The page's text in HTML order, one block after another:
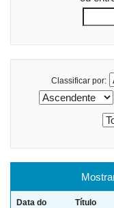
Classificar por:
Data do
Título